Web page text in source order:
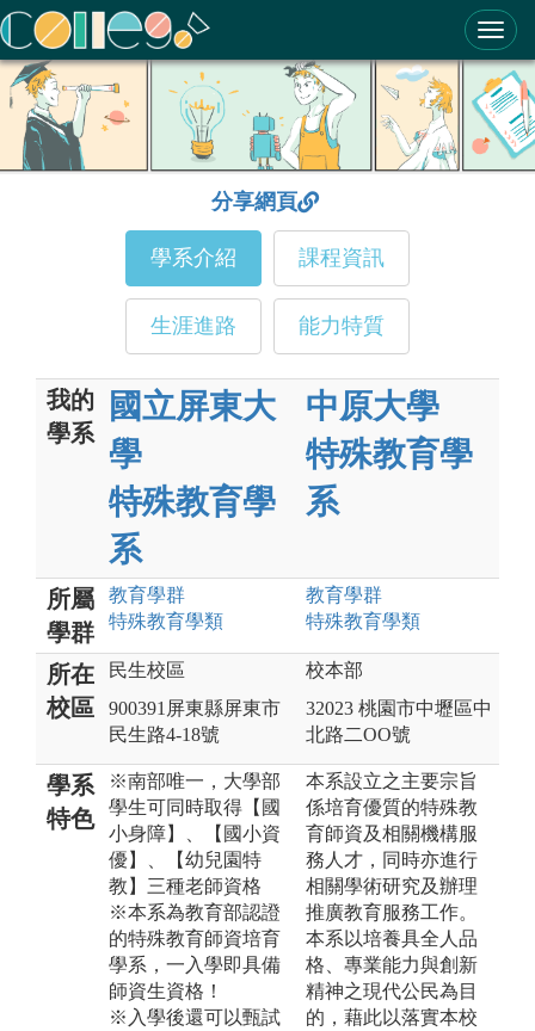
ColleGo! 大學選才與高中育才輔助系統
分享網頁
學系介紹 課程資訊
生涯進路 能力特質
我的
學系
國立屏東大
學
特殊教育學
系
中原大學
特殊教育學
系
所屬
學群
教育學群
特殊教育學類
教育學群
特殊教育學類
所在
校區
民生校區
900391屏東縣屏東市
民生路4-18號
校本部
32023 桃園市中壢區中
北路二OO號
學系
特色
※南部唯一，大學部
學生可同時取得【國
小身障】、【國小資
優】、【幼兒園特
教】三種老師資格
※本系為教育部認證
的特殊教育師資培育
學系，一入學即具備
師資生資格！
※入學後還可以甄試
本系設立之主要宗旨
係培育優質的特殊教
育師資及相關機構服
務人才，同時亦進行
相關學術研究及辦理
推廣教育服務工作。
本系以培養具全人品
格、專業能力與創新
精神之現代公民為目
的，藉此以落實本校